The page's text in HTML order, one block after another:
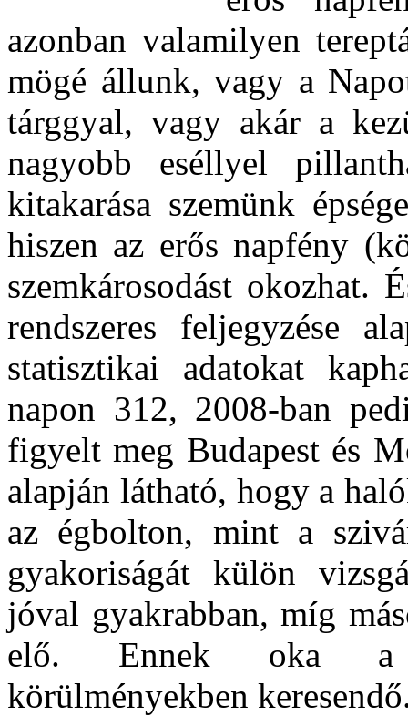
azonban valamilyen
mögé állunk, vagy a
tárggyal, vagy akár a
nagyobb eséllyel
kitakarása szemünk
hiszen az erős napfény
szemkárosodást okozhat.
rendszeres feljegyzése
statisztikai adatokat
napon 312, 2008-ban
figyelt meg Budapest és
alapján látható, hogy a
az égbolton, mint a
gyakoriságát külön
jóval gyakrabban, míg
elő. Ennek oka a
körülményekben